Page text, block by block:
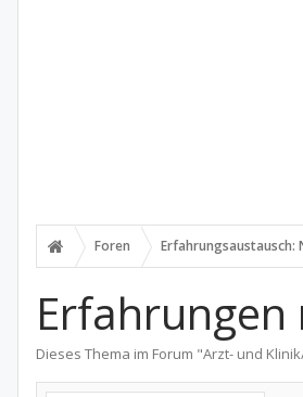
Foren Erfahrungsaustausch:
Dieses Thema im Forum "Arzt- und